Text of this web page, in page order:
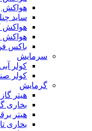
هواکش
ساید
هواکش
هواکش
باکس
سرمایش
کولر آبی
کولر
گرمایش
هیتر
بخاری
هیتر
بخاری